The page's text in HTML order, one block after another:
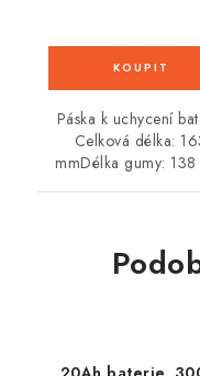
Páska k uchycení
Celková délka:
mmDélka gumy: 138